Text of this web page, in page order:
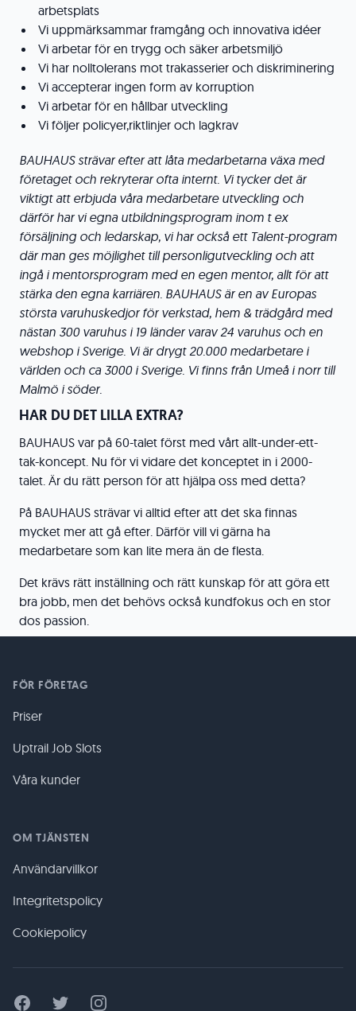
arbetsplats
Vi uppmärksammar framgång och innovativa idéer
Vi arbetar för en trygg och säker arbetsmiljö
Vi har nolltolerans mot trakasserier och diskriminering
Vi accepterar ingen form av korruption
Vi arbetar för en hållbar utveckling
Vi följer policyer,riktlinjer och lagkrav
BAUHAUS strävar efter att låta medarbetarna växa med
företaget och rekryterar ofta internt. Vi tycker det är
viktigt att erbjuda våra medarbetare utveckling och
därför har vi egna utbildningsprogram inom t ex
försäljning och ledarskap, vi har också ett Talent-program
där man ges möjlighet till personligutveckling och att
ingå i mentorsprogram med en egen mentor, allt för att
stärka den egna karriären. BAUHAUS är en av Europas
största varuhuskedjor för verkstad, hem & trädgård med
nästan 300 varuhus i 19 länder varav 24 varuhus och en
webshop i Sverige. Vi är drygt 20.000 medarbetare i
världen och ca 3000 i Sverige. Vi finns från Umeå i norr till
Malmö i söder.
HAR DU DET LILLA EXTRA?
BAUHAUS var på 60-talet först med vårt allt-under-ett-
tak-koncept. Nu för vi vidare det konceptet in i 2000-
talet. Är du rätt person för att hjälpa oss med detta?
På BAUHAUS strävar vi alltid efter att det ska finnas
mycket mer att gå efter. Därför vill vi gärna ha
medarbetare som kan lite mera än de flesta.
Det krävs rätt inställning och rätt kunskap för att göra ett
bra jobb, men det behövs också kundfokus och en stor
dos passion.
FÖR FÖRETAG
Priser
Uptrail Job Slots
Våra kunder
OM TJÄNSTEN
Användarvillkor
Integritetspolicy
Cookiepolicy
FacebookTwitter Instagram